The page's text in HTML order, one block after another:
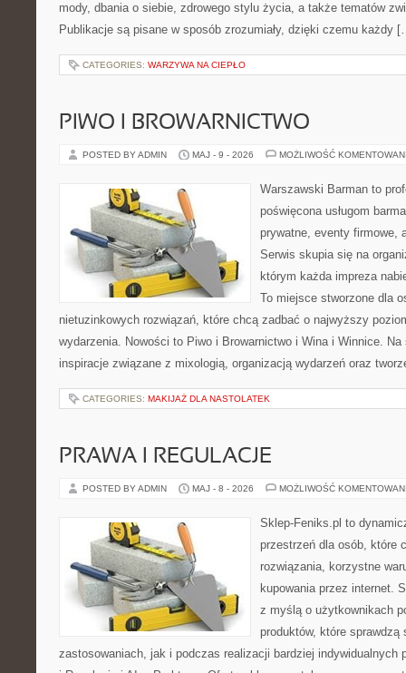
mody, dbania o siebie, zdrowego stylu życia, a także tematów
Publikacje są pisane w sposób zrozumiały, dzięki czemu każdy
CATEGORIES: WARZYWA NA CIEPŁO
PIWO I BROWARNICTWO
POSTED BY ADMIN MAJ - 9 - 2026 MOŻLIWOŚĆ
Warszawski Barman to
poświęcona usługom
prywatne, eventy firmowe,
Serwis skupia się na
którym każda impreza
To miejsce stworzone dla
nietuzinkowych rozwiązań, które chcą zadbać o najwyższy
wydarzenia. Nowości to Piwo i Browarnictwo i Wina i Winnice.
inspiracje związane z mixologią, organizacją wydarzeń oraz
CATEGORIES: MAKIJAŻ DLA NASTOLATEK
PRAWA I REGULACJE
POSTED BY ADMIN MAJ - 8 - 2026 MOŻLIWOŚĆ
Sklep-Feniks.pl to
przestrzeń dla osób, które
rozwiązania, korzystne
kupowania przez internet.
z myślą o użytkownikach
produktów, które sprawdzą
zastosowaniach, jak i podczas realizacji bardziej indywidualnych